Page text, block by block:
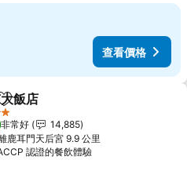
查看價格
加入我的最愛
飯店
非常好
14,885
鹿耳門天后宮 9.9 公里
認證的餐飲體驗